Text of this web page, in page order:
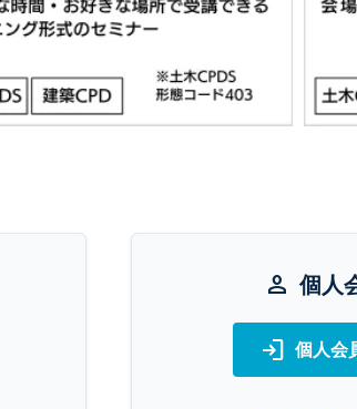
person 個人
login 個人会